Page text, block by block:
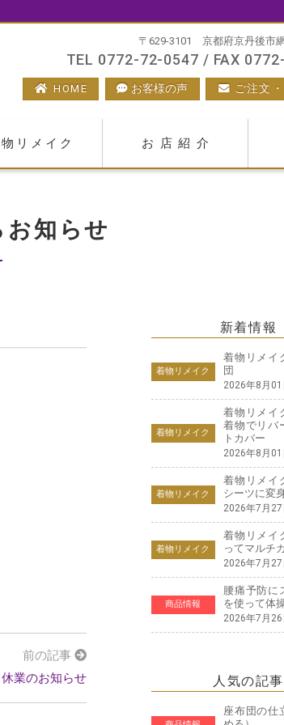
〒629-3101 京都府京丹後市
TEL 0772-72-0547 / FAX
HOME お客様の声 ご注文
リメイク お店紹介
知らせ
前の記事
休業のお知らせ
新着情報
着物リメイク
着物リメ
団
2026年8月01
着物リメイク
着物リメ
着物でリバ
トカバー
2026年8月01
着物リメイク
着物リメ
シーツに変
2026年7月27
着物リメイク
着物リメ
ってマルチ
2026年7月27
商品情報
腰痛予防に
を使って体
2026年7月26
人気の記事
座布団の仕